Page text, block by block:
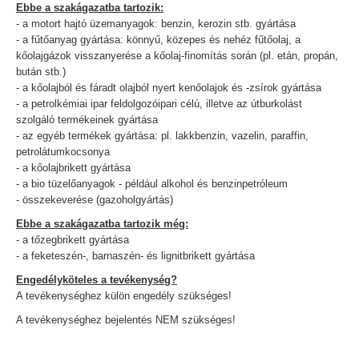
Ebbe a szakágazatba tartozik:
- a motort hajtó üzemanyagok: benzin, kerozin stb. gyártása
- a fűtőanyag gyártása: könnyű, közepes és nehéz fűtőolaj, a
kőolajgázok visszanyerése a kőolaj-finomítás során (pl. etán, propán,
bután stb.)
- a kőolajból és fáradt olajból nyert kenőolajok és -zsírok gyártása
- a petrolkémiai ipar feldolgozóipari célú, illetve az útburkolást
szolgáló termékeinek gyártása
- az egyéb termékek gyártása: pl. lakkbenzin, vazelin, paraffin,
petrolátumkocsonya
- a kőolajbrikett gyártása
- a bio tüzelőanyagok - például alkohol és benzinpetróleum
- összekeverése (gazoholgyártás)
Ebbe a szakágazatba tartozik még:
- a tőzegbrikett gyártása
- a feketeszén-, barnaszén- és lignitbrikett gyártása
Engedélyköteles a tevékenység?
A tevékenységhez külön engedély szükséges!
A tevékenységhez bejelentés NEM szükséges!